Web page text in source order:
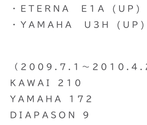
・ETERNA E1A (UP)
・YAMAHA U3H (UP)
（2009.7.1〜
KAWAI 210
YAMAHA 172
DIAPASON 9